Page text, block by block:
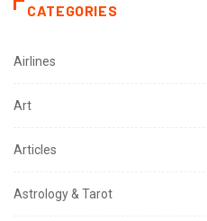
CATEGORIES
Airlines
Art
Articles
Astrology & Tarot